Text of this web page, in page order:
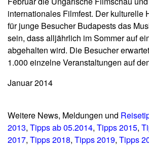
internationales Filmfest. Der kulturelle
für junge Besucher Budapests das
sein, dass alljährlich im Sommer auf
abgehalten wird. Die Besucher
1.000 einzelne Veranstaltungen auf
Januar 2014
Weitere News, Meldungen und
2013, Tipps ab 05.2014, Tipps 2015,
2017, Tipps 2018, Tipps 2019, Tipps